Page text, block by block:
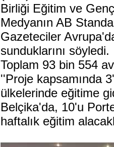
Birliği Eğitim ve
Medyanın AB
Gazeteciler
sunduklarını söyledi.
Toplam 93 bin 554
''Proje kapsamında
ülkelerinde eğitime
Belçika'da, 10'u
haftalık eğitim